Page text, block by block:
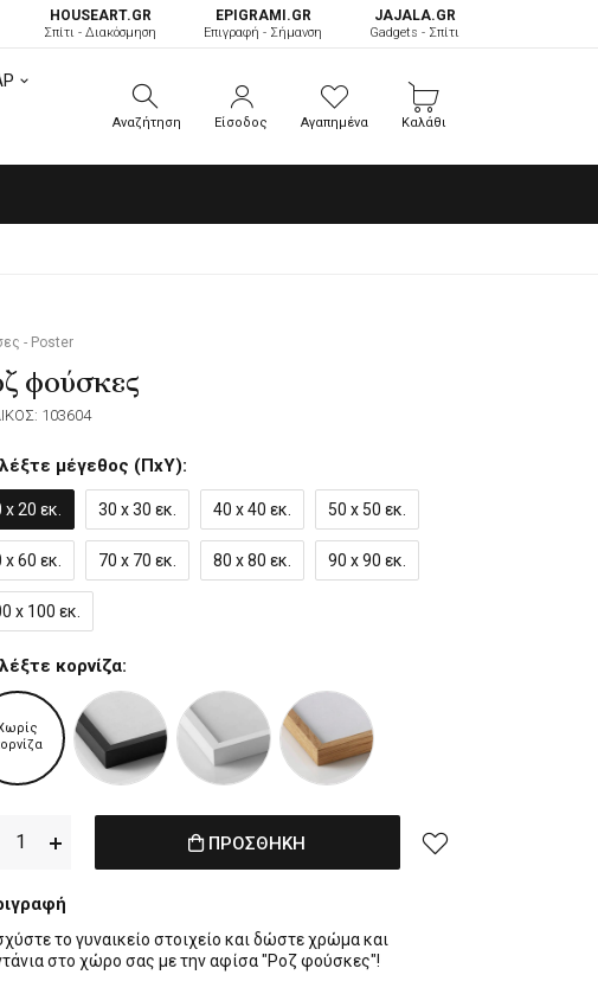
HOUSEART.GR
Σπίτι - Διακόσμηση
ΕPIGRAMI.GR
Επιγραφή - Σήμανση
JAJALA.GR
Gadgets - Σπίτι
Αναζήτηση Είσοδος Αγαπημένα Καλάθι
- Poster
φούσκες
103604
μέγεθος (ΠxΥ):
x 20 εκ. 30 x 30 εκ. 40 x 40 εκ. 50 x 50 εκ.
x 60 εκ. 70 x 70 εκ. 80 x 80 εκ. 90 x 90 εκ.
x 100 εκ.
κορνίζα:
ΠΡΟΣΘΗΚΗ
το γυναικείο στοιχείο και δώστε χρώμα και
στο χώρο σας με την αφίσα "Ροζ φούσκες"!